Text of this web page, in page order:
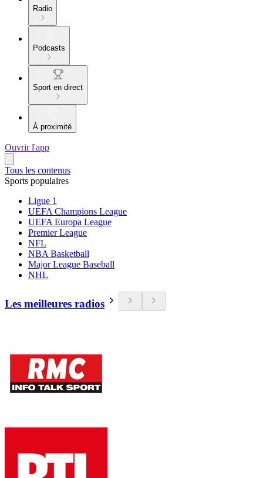
Radio
Podcasts
Sport en direct
À proximité
Ouvrir l'app
Tous les contenus
Sports populaires
Ligue 1
UEFA Champions League
UEFA Europa League
Premier League
NFL
NBA Basketball
Major League Baseball
NHL
Les meilleures radios